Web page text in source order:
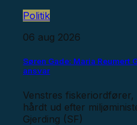
Politik
06 aug 2026
Søren Gade: Maria Reumert
ansvar
Venstres
hårdt ud efter
Gjerding (SF)